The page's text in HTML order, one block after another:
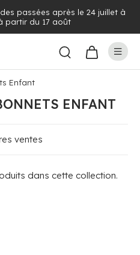
passées après le 24 juillet à
partir du 17 août
Enfant
ENFANT
dans cette collection.